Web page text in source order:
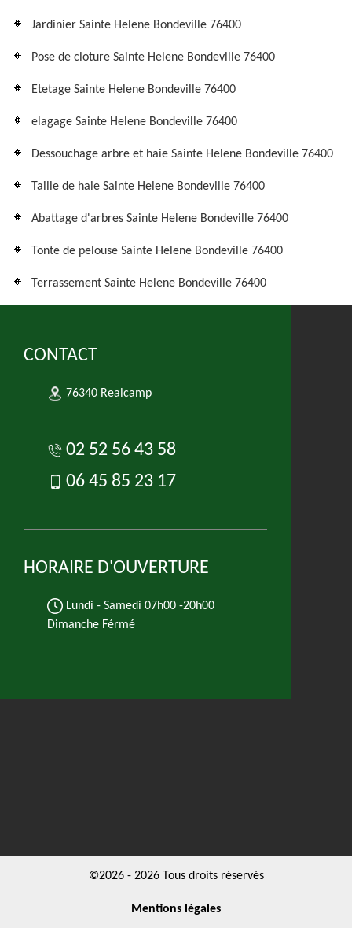
Jardinier Sainte Helene Bondeville 76400
Pose de cloture Sainte Helene Bondeville 76400
Etetage Sainte Helene Bondeville 76400
elagage Sainte Helene Bondeville 76400
Dessouchage arbre et haie Sainte Helene Bondeville 76400
Taille de haie Sainte Helene Bondeville 76400
Abattage d'arbres Sainte Helene Bondeville 76400
Tonte de pelouse Sainte Helene Bondeville 76400
Terrassement Sainte Helene Bondeville 76400
CONTACT
76340 Realcamp
02 52 56 43 58
06 45 85 23 17
HORAIRE D'OUVERTURE
Lundi - Samedi 07h00 -20h00
Dimanche Férmé
©2026 - 2026 Tous droits réservés
Mentions légales